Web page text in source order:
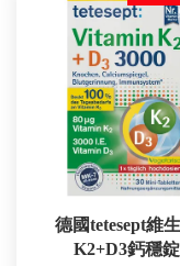
德國tetesept維
K2+D3鈣穩錠